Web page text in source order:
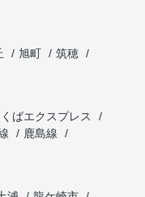
旭町
筑穂
ばエクスプレス
鹿島線